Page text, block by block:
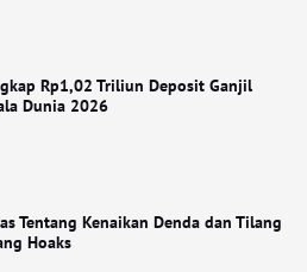
Rp1,02 Triliun Deposit Ganjil
Dunia 2026
Tentang Kenaikan Denda dan Tilang
Hoaks